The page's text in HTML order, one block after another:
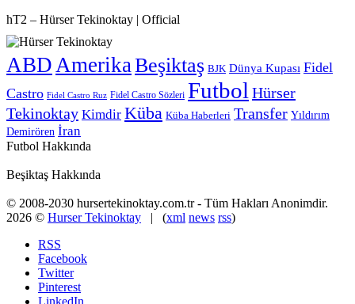
hT2 – Hürser Tekinoktay | Official
ABD Amerika Beşiktaş BJK Dünya Kupası Fidel
Castro Fidel Castro Ruz Fidel Castro Sözleri Futbol Hürser
Tekinoktay Kimdir Küba Küba Haberleri Transfer Yıldırım
Demirören İran
Futbol Hakkında
Beşiktaş Hakkında
© 2008-2030 hursertekinoktay.com.tr - Tüm Hakları Anonimdir.
2026 © Hurser Tekinoktay | (xml news rss)
RSS
Facebook
Twitter
Pinterest
LinkedIn